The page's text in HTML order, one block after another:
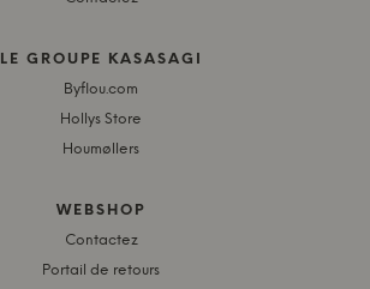
LE GROUPE KASASAGI
Byflou.com
Hollys Store
Houmøllers
WEBSHOP
Contactez
Portail de retours